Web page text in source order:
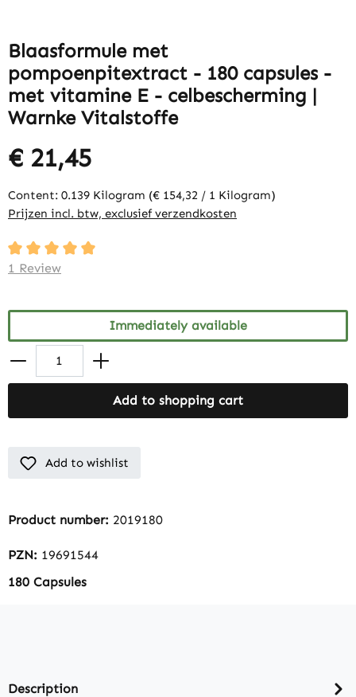
Blaasformule met
pompoenpitextract - 180 capsules -
met vitamine E - celbescherming |
Warnke Vitalstoffe
€ 21,45
Content: 0.139 Kilogram (€ 154,32 / 1 Kilogram)
Prijzen incl. btw, exclusief verzendkosten
Average rating of 5 out of 5 stars
1 Review
Immediately available
Add to shopping cart
Add to wishlist
Product number: 2019180
PZN: 19691544
180 Capsules
Description